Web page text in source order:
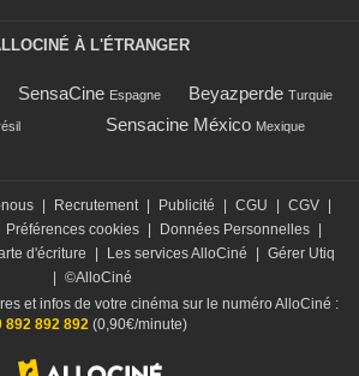
À L'ÉTRANGER
SensaCine Espagne Beyazperde Turquie
Sensacine México Mexique
| Recrutement | Publicité | CGU | CGV |
Préférences cookies | Données Personnelles |
d'écriture | Les services AlloCiné | Gérer Utiq
| ©AlloCiné
et infos de votre cinéma sur le numéro AlloCiné :
892 892 892 (0,90€/minute)